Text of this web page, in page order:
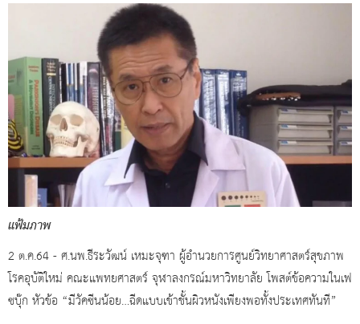
แฟ้มภาพ
2 ต.ค.64 - ศ.นพ.ธีระวัฒน์ เหมะจุฑา ผู้อำนวยการศูนย์วิทยาศาสตร์สุขภาพ
โรคอุบัติใหม่ คณะแพทยศาสตร์ จุฬาลงกรณ์มหาวิทยาลัย โพสต์ข้อความในเฟ
ซบุ๊ก หัวข้อ “มีวัคซีนน้อย…ฉีดแบบเข้าชั้นผิวหนังเพียงพอทั้งประเทศทันที”